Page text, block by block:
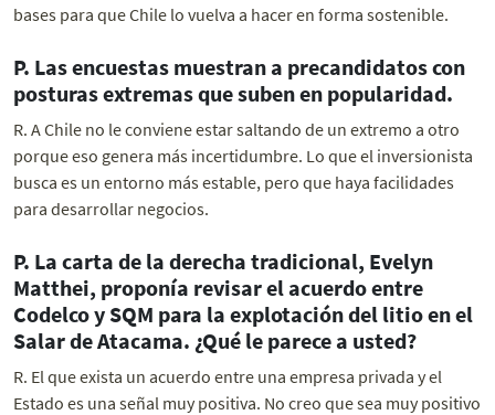
bases para que Chile lo vuelva a hacer en forma sostenible.
P. Las encuestas muestran a precandidatos con
posturas extremas que suben en popularidad.
R. A Chile no le conviene estar saltando de un extremo a otro
porque eso genera más incertidumbre. Lo que el inversionista
busca es un entorno más estable, pero que haya facilidades
para desarrollar negocios.
P. La carta de la derecha tradicional, Evelyn
Matthei, proponía revisar el acuerdo entre
Codelco y SQM para la explotación del litio en el
Salar de Atacama. ¿Qué le parece a usted?
R. El que exista un acuerdo entre una empresa privada y el
Estado es una señal muy positiva. No creo que sea muy positivo